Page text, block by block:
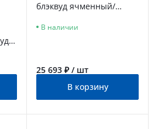
блэквуд ячменный/
В наличии
25 693 ₽ / шт
В корзину